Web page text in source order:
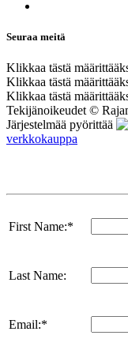
Seuraa meitä
Klikkaa tästä
Klikkaa tästä
Klikkaa tästä
Tekijänoikeudet ©
Järjestelmää pyörittää
verkkokauppa
First Name:*
Last Name:
Email:*